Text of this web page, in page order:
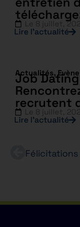
8 juillet,
Lire l’actualité
Actualités,
Job Dating
recrutent
Lire l’actualité